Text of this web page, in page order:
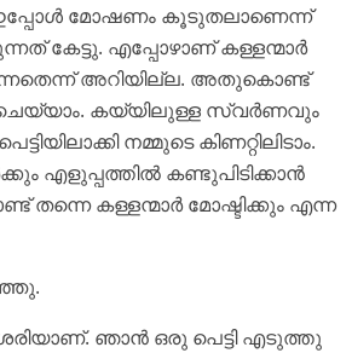
മോഷണം കൂടുതലാണെന്ന്
കേട്ടു. എപ്പോഴാണ് കള്ളന്മാർ
അറിയില്ല. അതുകൊണ്ട്
കയ്യിലുള്ള സ്വർണവും
നമ്മുടെ കിണറ്റിലിടാം.
എളുപ്പത്തിൽ കണ്ടുപിടിക്കാൻ
തന്നെ കള്ളന്മാർ മോഷ്ടിക്കും എന്ന
ഞാൻ ഒരു പെട്ടി എടുത്തു